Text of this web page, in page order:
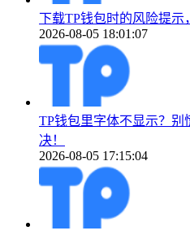
下载TP钱包时的风险提示
2026-08-05 18:01:07
TP钱包里字体不显示？
决！
2026-08-05 17:15:04